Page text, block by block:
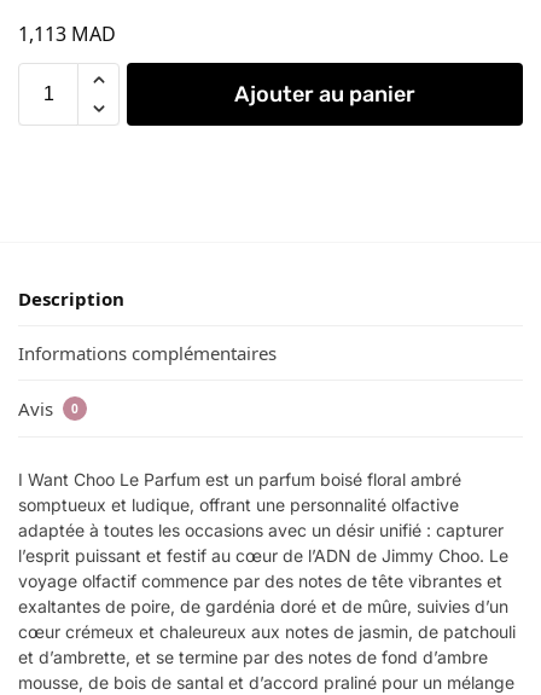
1,113 MAD
Ajouter au panier
Description
Informations complémentaires
Avis 0
I Want Choo Le Parfum est un parfum boisé floral ambré
somptueux et ludique, offrant une personnalité olfactive
adaptée à toutes les occasions avec un désir unifié : capturer
l’esprit puissant et festif au cœur de l’ADN de Jimmy Choo. Le
voyage olfactif commence par des notes de tête vibrantes et
exaltantes de poire, de gardénia doré et de mûre, suivies d’un
cœur crémeux et chaleureux aux notes de jasmin, de patchouli
et d’ambrette, et se termine par des notes de fond d’ambre
mousse, de bois de santal et d’accord praliné pour un mélange